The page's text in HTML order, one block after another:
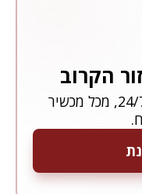
הקרוב
ההרשמה המקוונת פתוחה 24/7, מכל מכשיר